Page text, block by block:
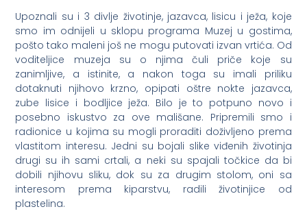
Upoznali su i 3 divlje životinje, jazavca, lisicu i ježa, koje
smo im odnijeli u sklopu programa Muzej u gostima,
pošto tako maleni još ne mogu putovati izvan vrtića. Od
voditeljice muzeja su o njima čuli priče koje su
zanimljive, a istinite, a nakon toga su imali priliku
dotaknuti njihovo krzno, opipati oštre nokte jazavca,
zube lisice i bodljice ježa. Bilo je to potpuno novo i
posebno iskustvo za ove mališane. Pripremili smo i
radionice u kojima su mogli proraditi doživljeno prema
vlastitom interesu. Jedni su bojali slike viđenih životinja
drugi su ih sami crtali, a neki su spajali točkice da bi
dobili njihovu sliku, dok su za drugim stolom, oni sa
interesom prema kiparstvu, radili životinjice od
plastelina.